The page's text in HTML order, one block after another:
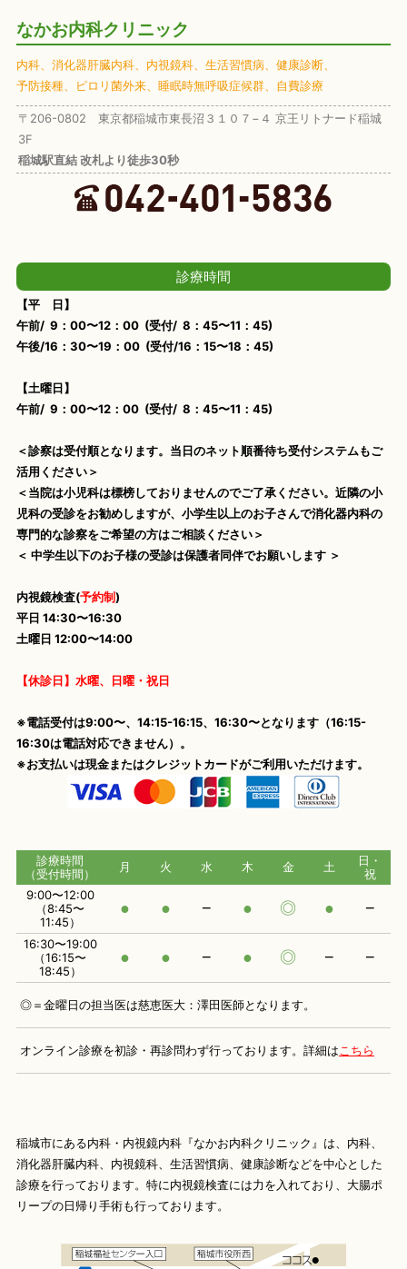
なかお内科クリニック
内科、 消化器肝臓内科、 内視鏡科、 生活習慣病、 健康診断、
予防接種、
ピロリ菌外来、 睡眠時無呼吸症候群、 自費診療
〒206-0802 東京都稲城市東長沼３１０７−４ 京王リトナード稲城
3F
稲城駅直結 改札より徒歩30秒
診療時間
【平 日】
午前/ 9：00〜12：00 (受付/ 8：45〜11：45)
午後/16：30〜19：00 (受付/16：15〜18：45)
【土曜日】
午前/ 9：00〜12：00 (受付/ 8：45〜11：45)
＜診察は受付順となります。当日のネット順番待ち受付システムもご
活用ください＞
＜当院は小児科は標榜しておりませんのでご了承ください。近隣の小
児科の受診をお勧めしますが、小学生以上のお子さんで消化器内科の
専門的な診察をご希望の方はご相談ください＞
＜ 中学生以下のお子様の受診は保護者同伴でお願いします ＞
内視鏡検査(予約制)
平日 14:30〜16:30
土曜日 12:00〜14:00
【休診日】水曜、日曜・祝日
※電話受付は9:00〜、14:15-16:15、16:30〜となります（16:15-
16:30は電話対応できません）。
※お支払いは現金またはクレジットカードがご利用いただけます。
診療時間
（受付時間）
月 火 水 木 金 土
日・
祝
9:00〜12:00
（8:45〜
11:45）
● ● − ● ◎ ● −
16:30〜19:00
（16:15〜
18:45）
● ● − ● ◎ − −
◎＝金曜日の担当医は慈恵医大：澤田医師となります。
オンライン診療を初診・再診問わず行っております。 詳細はこちら
稲城市にある内科・内視鏡内科『なかお内科クリニック』は、内科、
消化器肝臓内科、内視鏡科、生活習慣病、健康診断などを中心とした
診療を行っております。特に内視鏡検査には力を入れており、大腸ポ
リープの日帰り手術も行っております。